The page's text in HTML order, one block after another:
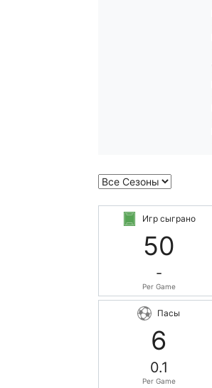
Игр сыграно
50
-
Per Game
Пасы
6
0.1
Per Game